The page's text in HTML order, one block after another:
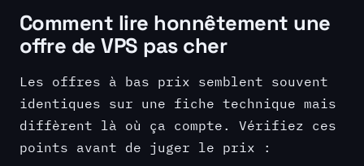
Comment lire honnêtement une
offre de VPS pas cher
Les offres à bas prix semblent souvent
identiques sur une fiche technique mais
diffèrent là où ça compte. Vérifiez ces
points avant de juger le prix :